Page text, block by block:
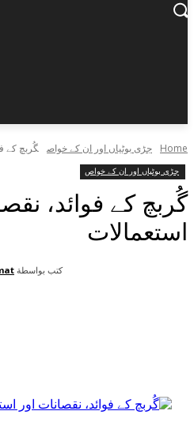
Home جڑی بوٹیاں اور ان کے خواص گُربچ کے
جڑی بوٹیاں اور ان کے خواص
گُربچ کے فوائد،
استعمالات
كتب بواسطة